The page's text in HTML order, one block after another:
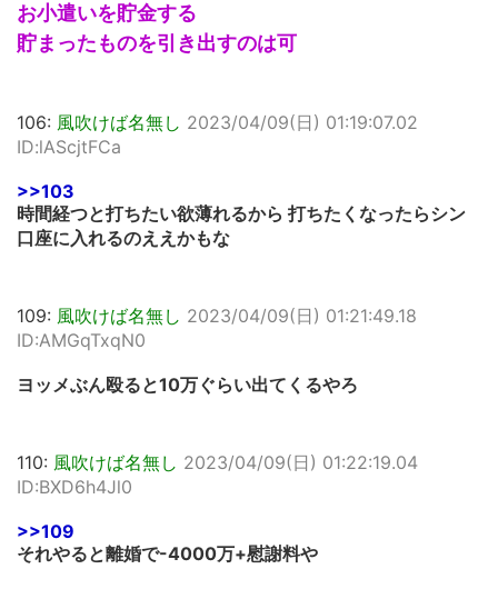
お小遣いを貯金する
貯まったものを引き出すのは可
106: 風吹けば名無し 2023/04/09(日) 01:19:07.02
ID:lAScjtFCa
>>103
時間経つと打ちたい欲薄れるから 打ちたくなったらシン
口座に入れるのええかもな
109: 風吹けば名無し 2023/04/09(日) 01:21:49.18
ID:AMGqTxqN0
ヨッメぶん殴ると10万ぐらい出てくるやろ
110: 風吹けば名無し 2023/04/09(日) 01:22:19.04
ID:BXD6h4Jl0
>>109
それやると離婚で-4000万+慰謝料や